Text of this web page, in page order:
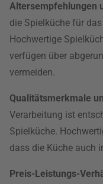
Altersempfehlungen
die Spielküche für
Hochwertige
verfügen über
vermeiden.
Qualitätsmerkmale
Verarbeitung ist
Spielküche.
dass die Küche auch
Preis-Leistungs-